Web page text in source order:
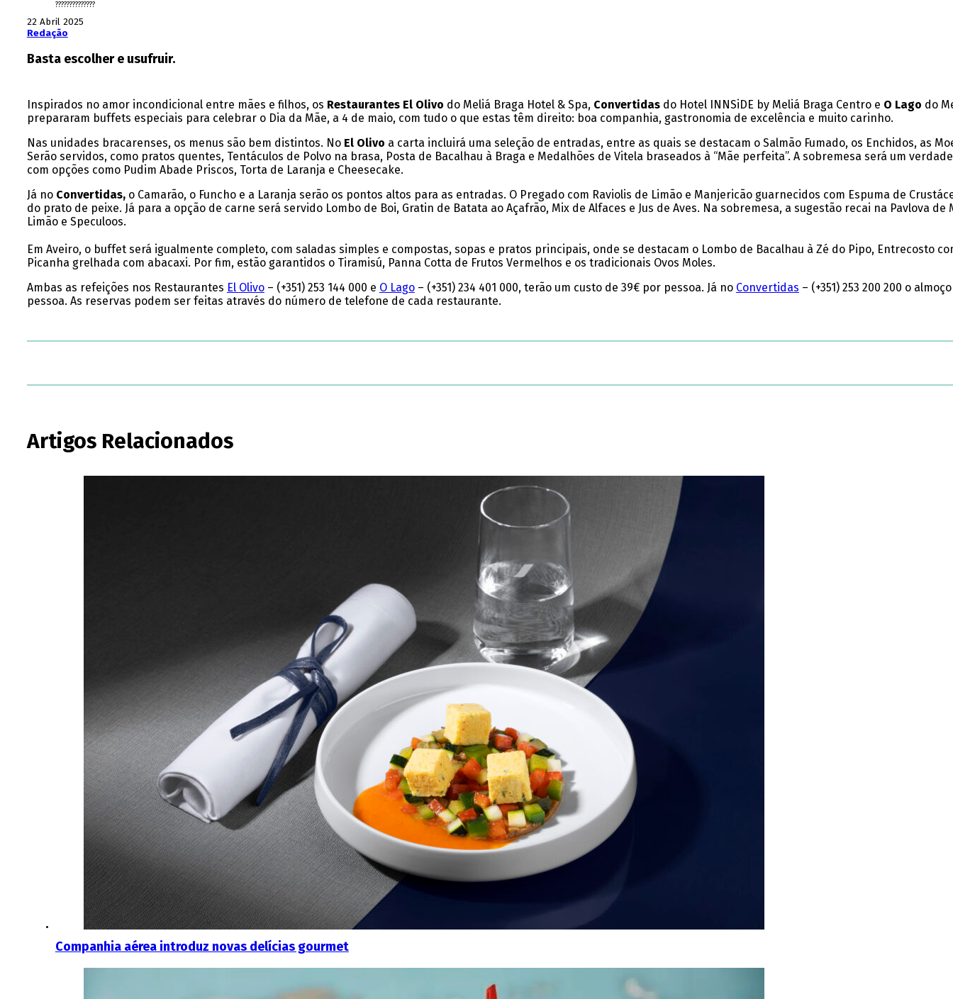
??????????????
22 Abril 2025
Redação
Basta escolher e usufruir.
Inspirados no amor incondicional entre mães e filhos, os Restaurantes El Olivo do Meliá Braga Hotel & Spa,Convertidasdo Hotel INNSiDE by Meliá Braga Centro e O Lago do
prepararam buffets especiais para celebrar o Dia da Mãe, a 4 de maio, com tudo o que estas têm direito: boa companhia, gastronomia de excelência e muito carinho.
Nas unidades bracarenses, os menus são bem distintos. No El Olivo a carta incluirá uma seleção de entradas, entre as quais se destacam o Salmão Fumado, os Enchidos, as
Serão servidos, como pratos quentes, Tentáculos de Polvo na brasa, Posta de Bacalhau à Braga e Medalhões de Vitela braseados à “Mãe perfeita”. A sobremesa será um
com opções como Pudim Abade Priscos, Torta de Laranja e Cheesecake.
Já no Convertidas,o Camarão, o Funcho e a Laranja serão os pontos altos para as entradas. O Pregado com Raviolis de Limão e Manjericão guarnecidos com Espuma de
do prato de peixe. Já para a opção de carne será servido Lombo de Boi, Gratin de Batata ao Açafrão, Mix de Alfaces e Jus de Aves. Na sobremesa, a sugestão recai na Pavlova de
Limão e Speculoos.
Em Aveiro, o buffet será igualmente completo, com saladas simples e compostas, sopas e pratos principais, onde se destacam o Lombo de Bacalhau à Zé do Pipo, Entrecosto
Picanha grelhada com abacaxi. Por fim, estão garantidos o Tiramisú, Panna Cotta de Frutos Vermelhos e os tradicionais Ovos Moles.
Ambas as refeições nos Restaurantes El Olivo– (+351) 253 144 000 e O Lago– (+351) 234 401 000, terão um custo de 39€ por pessoa. Já no Convertidas – (+351) 253 200 200 o
pessoa. As reservas podem ser feitas através do número de telefone de cada restaurante.
Artigos Relacionados
Companhia aérea introduz novas delícias gourmet